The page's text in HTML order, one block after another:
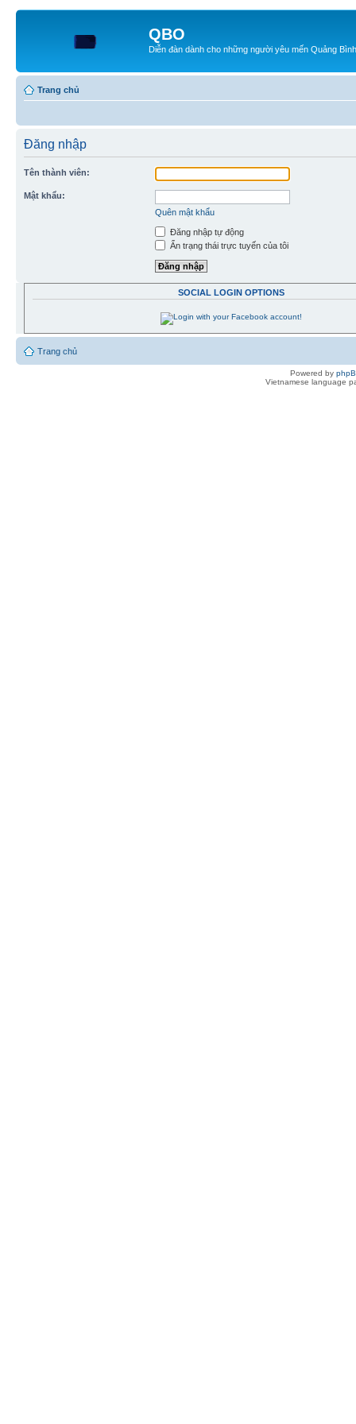
QBO
Diễn đàn dành cho những người yêu mến Quảng Bình
Trang chủ
Đăng nhập
Tên thành viên:
Mật khẩu:
Quên mật khẩu
Đăng nhập tự động
Ẩn trạng thái trực tuyến của tôi
SOCIAL LOGIN OPTIONS
Trang chủ
Powered by
Vietnamese language